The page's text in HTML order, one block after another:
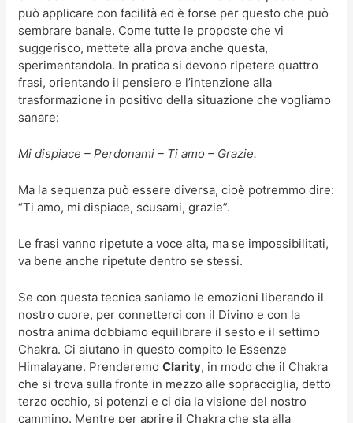
può applicare con facilità ed è forse per questo che può
sembrare banale. Come tutte le proposte che vi
suggerisco, mettete alla prova anche questa,
sperimentandola. In pratica si devono ripetere quattro
frasi, orientando il pensiero e l’intenzione alla
trasformazione in positivo della situazione che vogliamo
sanare:
Mi dispiace – Perdonami – Ti amo – Grazie.
Ma la sequenza può essere diversa, cioè potremmo dire:
“Ti amo, mi dispiace, scusami, grazie”.
Le frasi vanno ripetute a voce alta, ma se impossibilitati,
va bene anche ripetute dentro se stessi.
Se con questa tecnica saniamo le emozioni liberando il
nostro cuore, per connetterci con il Divino e con la
nostra anima dobbiamo equilibrare il sesto e il settimo
Chakra. Ci aiutano in questo compito le Essenze
Himalayane. PrenderemoClarity, in modo che il Chakra
che si trova sulla fronte in mezzo alle sopracciglia, detto
terzo occhio, si potenzi e ci dia la visione del nostro
cammino. Mentre per aprire il Chakra che sta alla